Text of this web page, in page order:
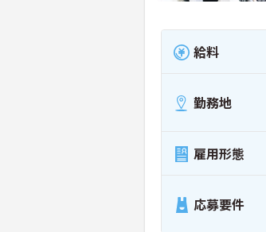
給料
勤務地
雇用形態
応募要件